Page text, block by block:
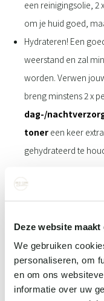
Deze website
We gebruiken
personaliseren, om
en om ons
informatie over uw
een reinigingsolie, 2
om je huid goed,
Hydrateren! Een
weerstand en zal
worden. Verwen
breng minstens 2 x
dag-/
toner een keer
gehydrateerd te
stellen voor jouw
graag mee. Loop